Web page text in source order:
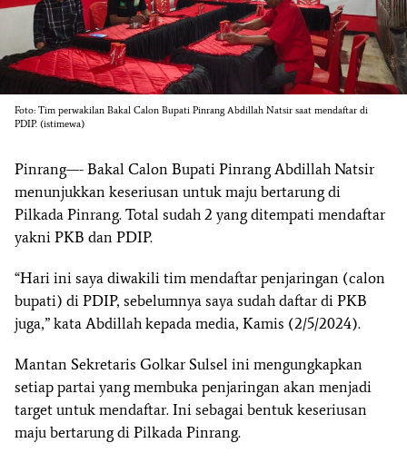
Foto: Tim perwakilan Bakal Calon Bupati Pinrang Abdillah Natsir saat mendaftar di
PDIP. (istimewa)
Pinrang—- Bakal Calon Bupati Pinrang Abdillah Natsir
menunjukkan keseriusan untuk maju bertarung di
Pilkada Pinrang. Total sudah 2 yang ditempati mendaftar
yakni PKB dan PDIP.
“Hari ini saya diwakili tim mendaftar penjaringan (calon
bupati) di PDIP, sebelumnya saya sudah daftar di PKB
juga,” kata Abdillah kepada media, Kamis (2/5/2024).
Mantan Sekretaris Golkar Sulsel ini mengungkapkan
setiap partai yang membuka penjaringan akan menjadi
target untuk mendaftar. Ini sebagai bentuk keseriusan
maju bertarung di Pilkada Pinrang.